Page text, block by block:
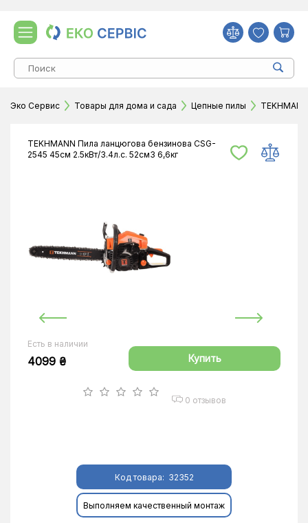
Эко Сервис Товары для дома и сада Цепные пилы
TEKHMANN Пила ланцюгова бензинова CSG-
2545 45см 2.5кВт/3.4л.с. 52см3 6,6кг
Есть в наличии
4099 ₴ Купить
0 отзывов
Код товара: 32352
Выполняем качественный монтаж